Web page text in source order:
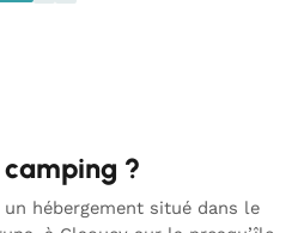
?
hébergement situé dans le